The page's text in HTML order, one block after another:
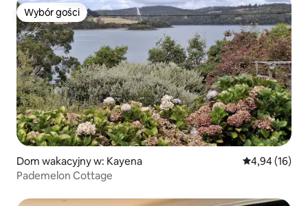
Wybór gości
Wybór gości
Dom wakacyjny w: Kayena Średnia
4,94 (16)
Pademelon Cottage